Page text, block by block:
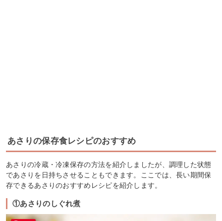
あさりの保存食レシピのおすすめ
あさりの冷蔵・冷凍保存の方法を紹介しましたが、調理した状態
であさりを日持ちさせることもできます。ここでは、長い期間保
存できるあさりのおすすめレシピを紹介します。
①あさりのしぐれ煮